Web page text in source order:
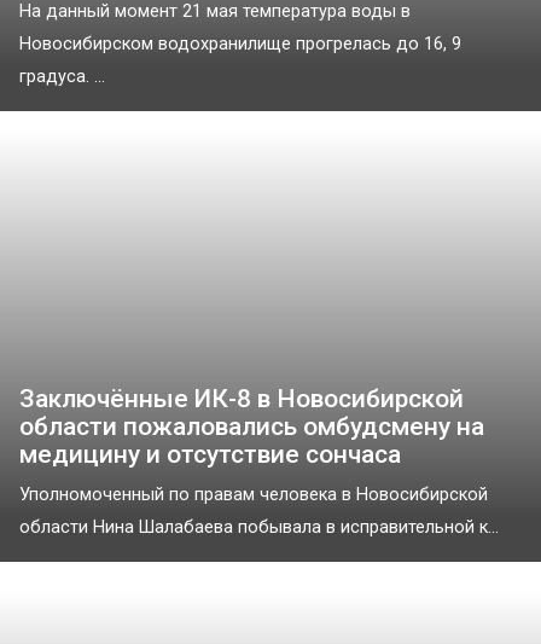
На данный момент 21 мая температура воды в
Новосибирском водохранилище прогрелась до 16, 9
градуса. ...
Заключённые ИК-8 в Новосибирской
области пожаловались омбудсмену на
медицину и отсутствие сончаса
Уполномоченный по правам человека в Новосибирской
области Нина Шалабаева побывала в исправительной к...